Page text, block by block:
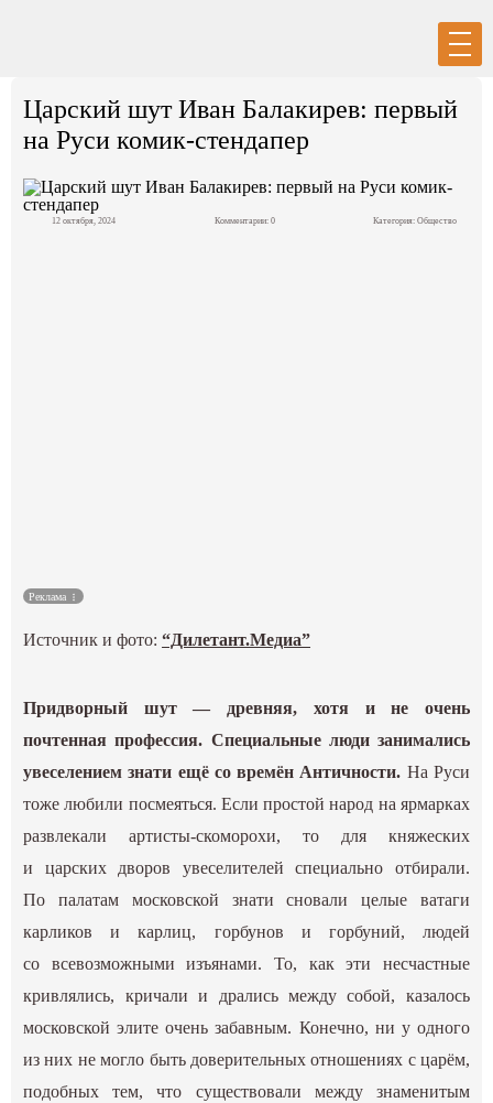
Спецпроекты
Царский шут Иван Балакирев: первый
на Руси комик-стендапер
12 октября, 2024 Комментарии: 0 Категория: Общество
Реклама
Источник и фото:“Дилетант.Медиа”
Придворный шут — древняя, хотя и не очень
почтенная профессия. Специальные люди занимались
увеселением знати ещё со времён Античности. На Руси
тоже любили посмеяться. Если простой народ на ярмарках
развлекали артисты-скоморохи, то для княжеских
и царских дворов увеселителей специально отбирали.
По палатам московской знати сновали целые ватаги
карликов и карлиц, горбунов и горбуний, людей
со всевозможными изъянами. То, как эти несчастные
кривлялись, кричали и дрались между собой, казалось
московской элите очень забавным. Конечно, ни у одного
из них не могло быть доверительных отношениях с царём,
подобных тем, что существовали между знаменитым